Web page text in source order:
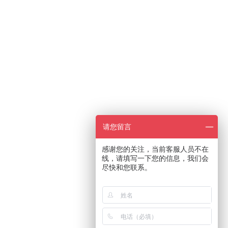
请您留言
感谢您的关注，当前客服人员不在
线，请填写一下您的信息，我们会
尽快和您联系。